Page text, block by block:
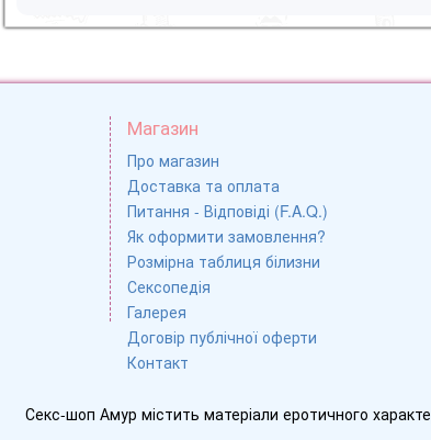
Магазин
Про магазин
Доставка та оплата
Питання - Відповіді (F.A.Q.)
Як оформити замовлення?
Розмірна таблиця білизни
Сексопедія
Галерея
Договір публічної оферти
Контакт
Секс-шоп Амур містить матеріали еротичного